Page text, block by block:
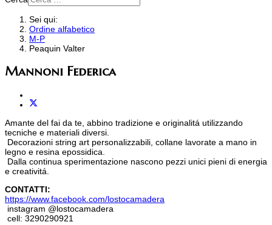
Sei qui:
Ordine alfabetico
M-P
Peaquin Valter
Mannoni Federica
Amante del fai da te, abbino tradizione e originalitá utilizzando
tecniche e materiali diversi.
Decorazioni string art personalizzabili, collane lavorate a mano in
legno e resina epossidica.
Dalla continua sperimentazione nascono pezzi unici pieni di energia
e creativitá.
CONTATTI:
https://www.facebook.com/lostocamadera
instagram @lostocamadera
cell: 3290290921